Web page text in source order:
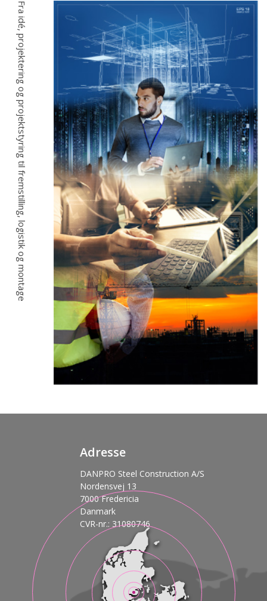
Fra idé, projektering og projektstyring til fremstilling, logistik og montage
Adresse
DANPRO Steel Construction A/S
Nordensvej 13
7000 Fredericia
Danmark
CVR-nr.: 31080746